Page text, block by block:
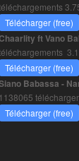
Télécharger (free)
ft Vano
Télécharger (free)
Babassa -
1138065
Télécharger (free)